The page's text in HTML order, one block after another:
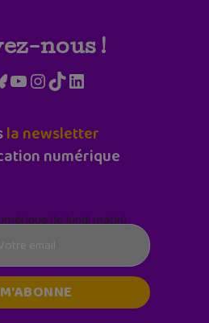
nous !
YouTube
Instagram
TikTokLinkedIn
la newsletter
numérique
(le lundi matin)